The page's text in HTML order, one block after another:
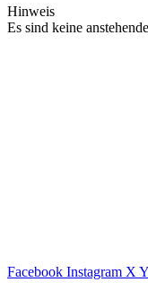
Hinweis
Es sind keine
Facebook Instagram X